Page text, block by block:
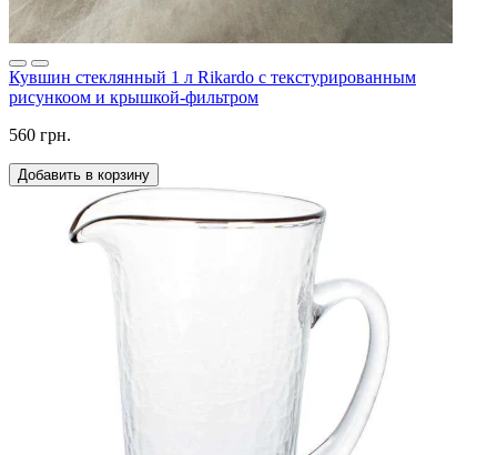
Кувшин стеклянный 1 л Rikardo с текстурированным
рисункоом и крышкой-фильтром
560 грн.
Добавить в корзину